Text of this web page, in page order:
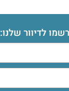
לדיוור שלנו: